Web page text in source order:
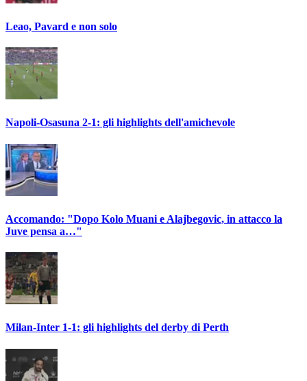
Leao, Pavard e non solo
Napoli-Osasuna 2-1: gli highlights dell'amichevole
Accomando: "Dopo Kolo Muani e Alajbegovic, in attacco la
Juve pensa a…"
Milan-Inter 1-1: gli highlights del derby di Perth